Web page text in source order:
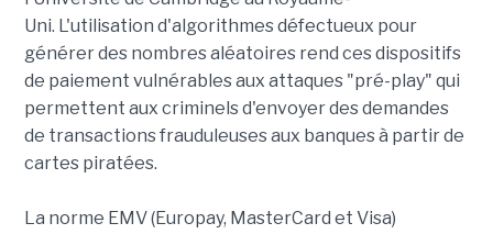
Uni. L'utilisation d'algorithmes défectueux pour
générer des nombres aléatoires rend ces dispositifs
de paiement vulnérables aux attaques "pré-play" qui
permettent aux criminels d'envoyer des demandes
de transactions frauduleuses aux banques à partir de
cartes piratées.
La norme EMV (Europay, MasterCard et Visa)